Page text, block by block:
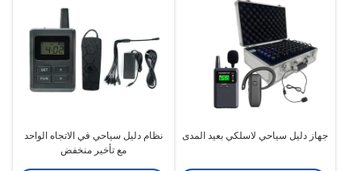
جهاز دليل سياحي لاسلكي بعيد المدى
نظام دليل سياحي في الاتجاه الواحد
مع تأخير منخفض